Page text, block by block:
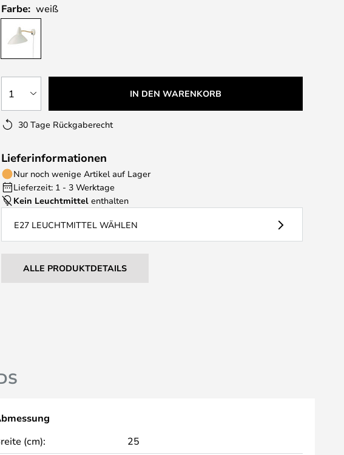
Farbe: weiß
1 IN DEN WARENKORB
30 Tage Rückgaberecht
Lieferinformationen
Nur noch wenige Artikel auf Lager
Lieferzeit: 1 - 3 Werktage
Kein Leuchtmittel enthalten
E27 LEUCHTMITTEL WÄHLEN
ALLE PRODUKTDETAILS
(cm):
25